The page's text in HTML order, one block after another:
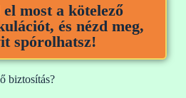
most a kötelező
és nézd meg,
spórolhatsz!
biztosítás?